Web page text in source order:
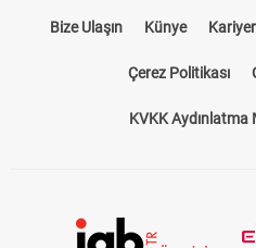
Bize Ulaşın Künye Kariyer
Çerez Politikası
KVKK Aydınlatma